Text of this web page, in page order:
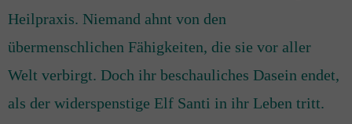
Heilpraxis. Niemand ahnt von den
übermenschlichen Fähigkeiten, die sie vor aller
Welt verbirgt. Doch ihr beschauliches Dasein endet,
als der widerspenstige Elf Santi in ihr Leben tritt.